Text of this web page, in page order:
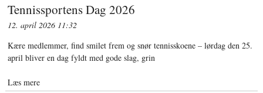
Tennissportens Dag 2026
12. april 2026 11:32
Kære medlemmer, find smilet frem og snør tennisskoene – lørdag den 25.
april bliver en dag fyldt med gode slag, grin
Læs mere